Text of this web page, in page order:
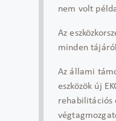
nem volt
Az
minden
Az állami
eszközök új
rehabilitációs